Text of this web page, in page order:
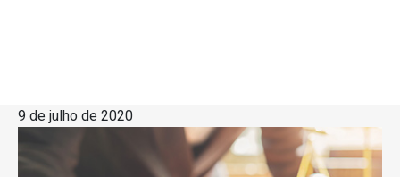
9 de julho de 2020